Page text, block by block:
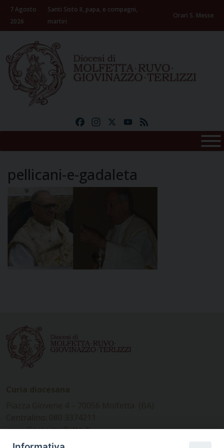
Skip
content
7 Agosto
2026
Santi Sisto II, papa, e compagni,
martiri
Orari S. Messe
FacebookInstagramYouTube
pellicani-e-gadaleta
www.diocesimolfetta.it –
diocesimolfetta@pec.chiesacattolica.it